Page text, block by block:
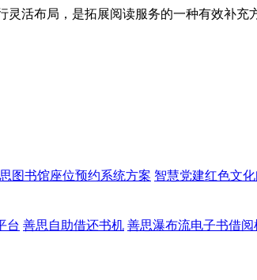
活布局，是拓展阅读服务的一种有效补充
图书馆座位预约系统方案 智慧党建红色文
台 善思自助借还书机 善思瀑布流电子书借阅